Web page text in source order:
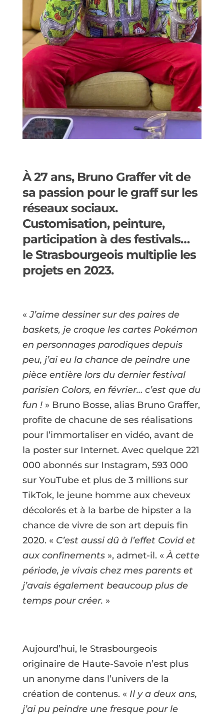
À 27 ans, Bruno Graffer vit de
sa passion pour le graff sur les
réseaux sociaux.
Customisation, peinture,
participation à des festivals…
le Strasbourgeois multiplie les
projets en 2023.
«J’aime dessiner sur des paires de
baskets, je croque les cartes Pokémon
en personnages parodiques depuis
peu, j’ai eu la chance de peindre une
pièce entière lors du dernier festival
parisien Colors, en février… c’est que du
fun !» Bruno Bosse, alias Bruno Graffer,
profite de chacune de ses réalisations
pour l’immortaliser en vidéo, avant de
la poster sur Internet. Avec quelque 221
000 abonnés sur Instagram, 593 000
sur YouTube et plus de 3 millions sur
TikTok, le jeune homme aux cheveux
décolorés et à la barbe de hipster a la
chance de vivre de son art depuis fin
2020. « C’est aussi dû à l’effet Covid et
aux confinements», admet-il. «À cette
période, je vivais chez mes parents et
j’avais également beaucoup plus de
temps pour créer. »
Aujourd’hui, le Strasbourgeois
originaire de Haute-Savoie n’est plus
un anonyme dans l’univers de la
création de contenus. « Il y a deux ans,
j’ai pu peindre une fresque pour le